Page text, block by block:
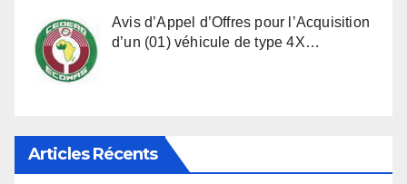
Avis d’Appel d’Offres pour l’Acquisition
d’un (01) véhicule de type 4X…
Articles Récents